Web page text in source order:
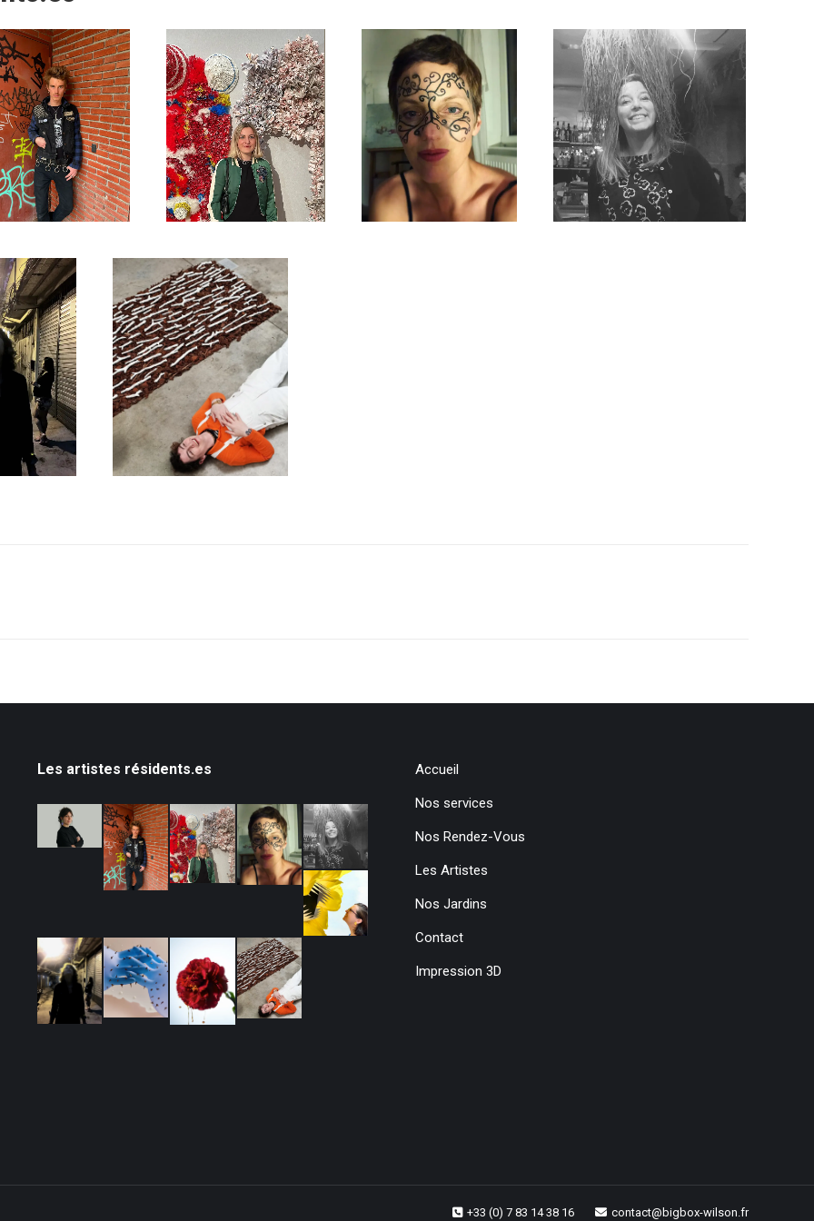
Thibault
Drouin
Océane Haye Elis Wilk Chloé Ruchon
Martina Angius
Les artistes résidents.es Accueil
Nos services
Nos Rendez-Vous
Les Artistes
Nos Jardins
Contact
Impression 3D
+33 (0) 7 83 14 38 16 contact@bigbox-wilson.fr